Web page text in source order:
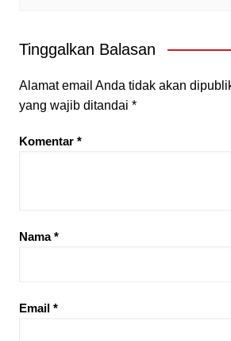
Tinggalkan Balasan
Alamat email Anda tidak akan
yang wajib ditandai *
Komentar *
Nama*
Email *